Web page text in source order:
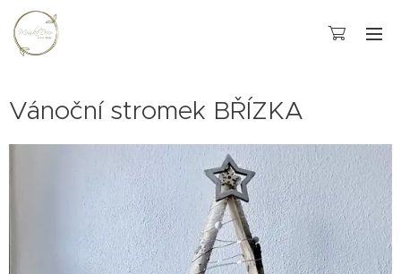
Vánoční stromek BŘÍZKA